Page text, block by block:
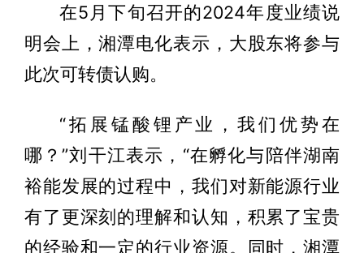
在5月下旬召开的2024年度业绩说
明会上，湘潭电化表示，大股东将参与
此次可转债认购。
“拓展锰酸锂产业，我们优势在
哪？”刘干江表示，“在孵化与陪伴湖南
裕能发展的过程中，我们对新能源行业
有了更深刻的理解和认知，积累了宝贵
的经验和一定的行业资源。同时，湘潭